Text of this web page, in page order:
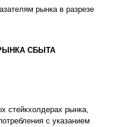
рынка в разрезе
СБЫТА
стейкхолдерах рынка,
с указанием